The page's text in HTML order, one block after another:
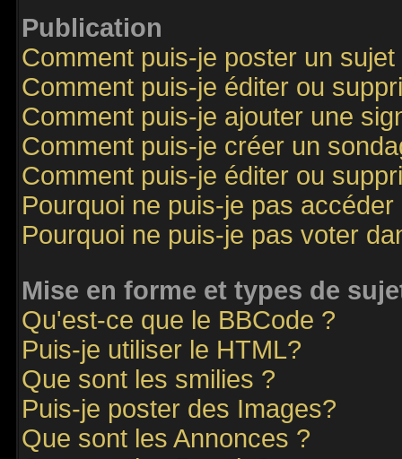
Publication
Comment puis-je poster un
Comment puis-je éditer ou
Comment puis-je ajouter une
Comment puis-je créer un
Comment puis-je éditer ou
Pourquoi ne puis-je pas
Pourquoi ne puis-je pas voter
Mise en forme et types de
Qu'est-ce que le BBCode ?
Puis-je utiliser le HTML?
Que sont les smilies ?
Puis-je poster des Images?
Que sont les Annonces ?